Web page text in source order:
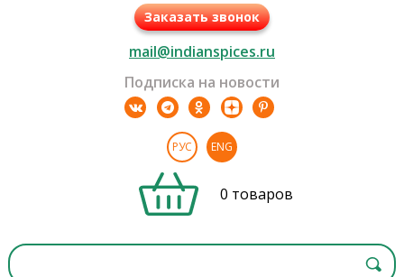
Заказать звонок
mail@indianspices.ru
Подписка на новости
РУС ENG
0 товаров